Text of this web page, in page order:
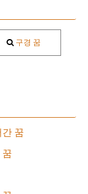
구경 꿈
꿈
꿈